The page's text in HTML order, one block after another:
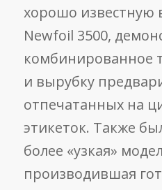
хорошо известную
Newfoil 3500,
комбинированное
и вырубку
отпечатанных на
этикеток. Также
более «узкая»
производившая